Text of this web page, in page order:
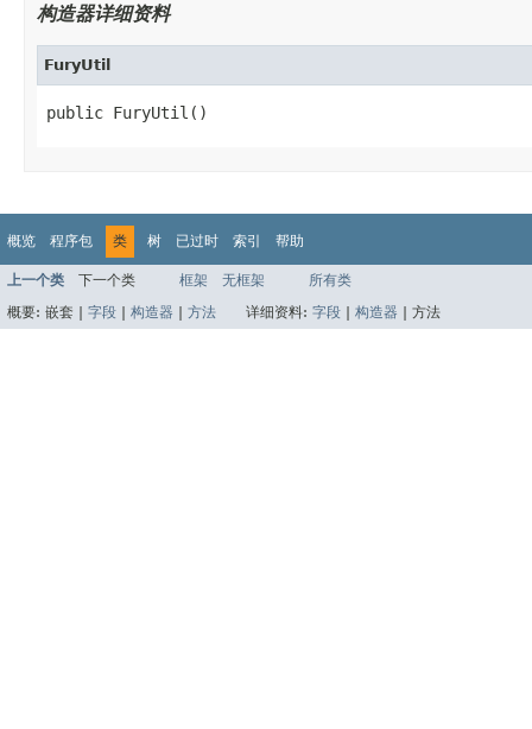
构造器详细资料
FuryUtil
public FuryUtil()
概览 程序包 类 树 已过时 索引 帮助
上一个类 下一个类 框架 无框架
所有类
概要: 嵌套 | 字段 构造器 方法 详细资料: 字段 构造器 方法